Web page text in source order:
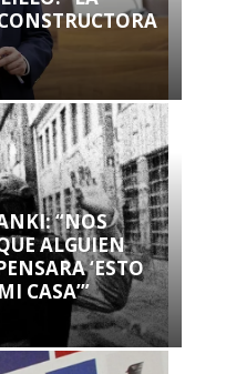
“NOS
ALGUIEN
‘ESTO
CASA’”